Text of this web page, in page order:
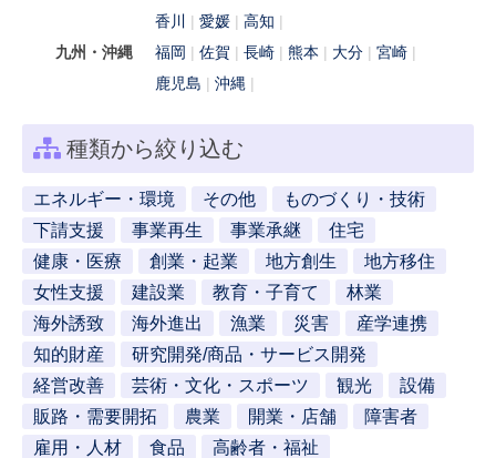
香川
愛媛
高知
九州・沖縄
福岡 佐賀 長崎 熊本 大分
宮崎
鹿児島
沖縄
種類から絞り込む
エネルギー・環境 その他
ものづくり・技術
下請支援
事業再生 事業承継
住宅
健康・医療
創業・起業 地方創生
地方移住
女性支援
建設業 教育・子育て
林業
海外誘致
海外進出 漁業 災害
産学連携
知的財産
研究開発/商品・サービス開発
経営改善
芸術・文化・スポーツ 観光
設備
販路・需要開拓
農業 開業・店舗
障害者
雇用・人材
食品 高齢者・福祉